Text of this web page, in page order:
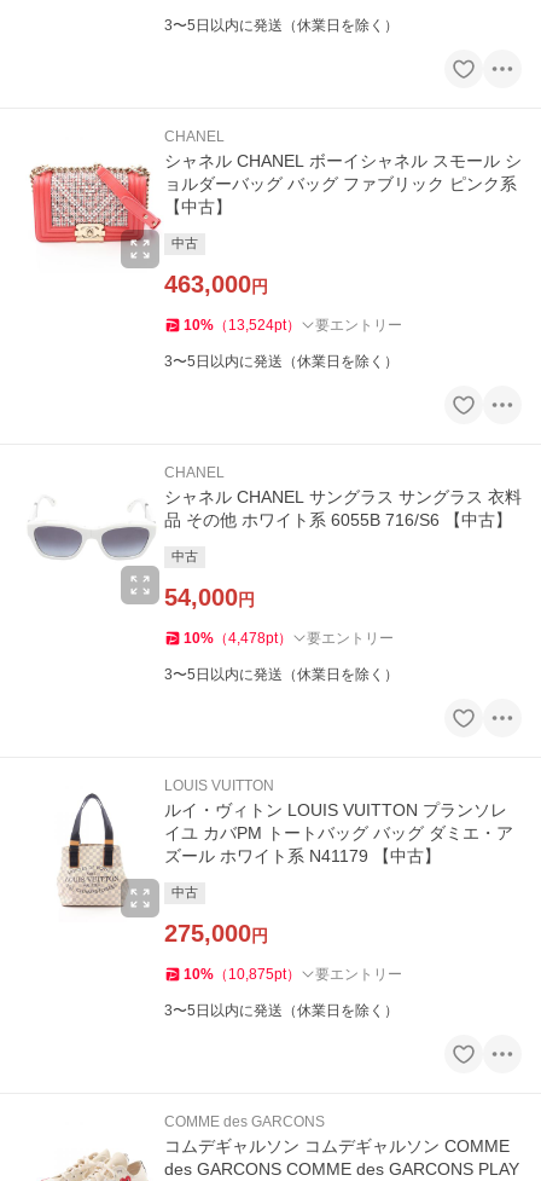
3〜5日以内に発送（休業日を除く）
CHANEL
シャネル CHANEL ボーイシャネル スモール シ
ョルダーバッグ バッグ ファブリック ピンク系
【中古】
中古
463,000円
10% （ 13,524pt） 要エントリー
3〜5日以内に発送（休業日を除く）
CHANEL
シャネル CHANEL サングラス サングラス 衣料
品 その他 ホワイト系 6055B 716/S6 【中古】
中古
54,000円
10% （4,478pt） 要エントリー
3〜5日以内に発送（休業日を除く）
LOUIS VUITTON
ルイ・ヴィトン LOUIS VUITTON プランソレ
イユ カバPM トートバッグ バッグ ダミエ・ア
ズール ホワイト系 N41179 【中古】
中古
275,000円
10% （ 10,875pt） 要エントリー
3〜5日以内に発送（休業日を除く）
COMME des GARCONS
コムデギャルソン コムデギャルソン COMME
des GARCONS COMME des GARCONS PLAY